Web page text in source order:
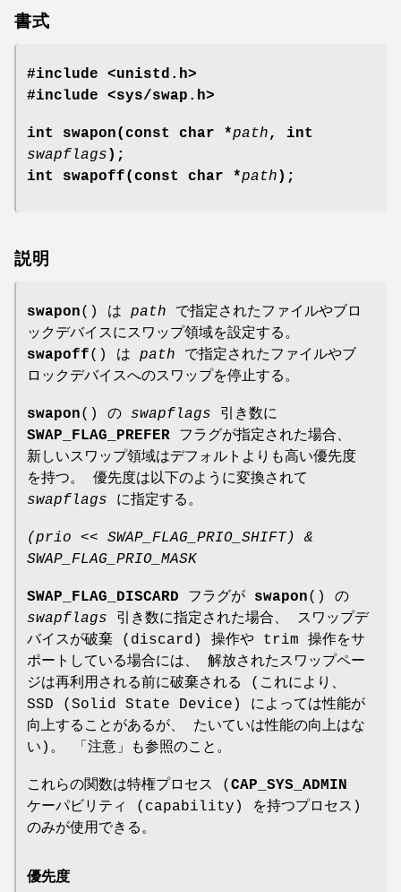
書式
#include <unistd.h>
#include <sys/swap.h>
int swapon(const char *path, int
swapflags );
int swapoff(const char *path );
説明
swapon() は path で指定されたファイルやブロ
ックデバイスにスワップ領域を設定する。
swapoff() は path で指定されたファイルやブ
ロックデバイスへのスワップを停止する。
swapon() の swapflags 引き数に
SWAP_FLAG_PREFER フラグが指定された場合、
新しいスワップ領域はデフォルトよりも高い優先度
を持つ。 優先度は以下のように変換されて
swapflags に指定する。
(prio << SWAP_FLAG_PRIO_SHIFT) &
SWAP_FLAG_PRIO_MASK
SWAP_FLAG_DISCARD フラグが swapon() の
swapflags 引き数に指定された場合、 スワップデ
バイスが破棄 (discard) 操作や trim 操作をサ
ポートしている場合には、 解放されたスワップペー
ジは再利用される前に破棄される (これにより、
SSD (Solid State Device) によっては性能が
向上することがあるが、 たいていは性能の向上はな
い)。 「注意」も参照のこと。
これらの関数は特権プロセス ( CAP_SYS_ADMIN
ケーパビリティ (capability) を持つプロセス)
のみが使用できる。
優先度